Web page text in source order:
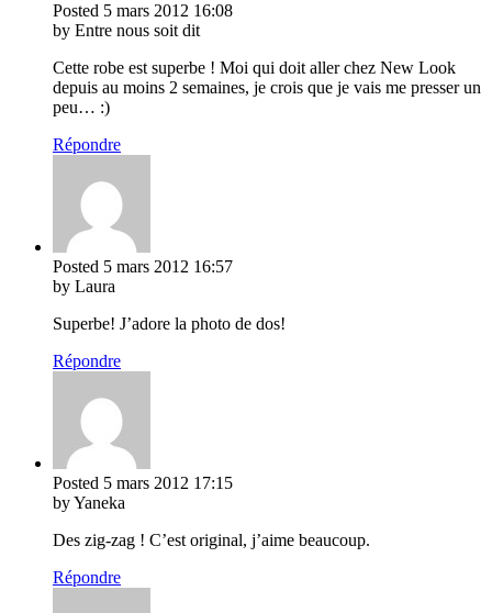
Posted 5 mars 2012 16:08
by Entre nous soit dit
Cette robe est superbe ! Moi qui doit aller chez New Look
depuis au moins 2 semaines, je crois que je vais me presser un
peu… :)
Répondre
Posted 5 mars 2012 16:57
by Laura
Superbe! J’adore la photo de dos!
Répondre
Posted 5 mars 2012 17:15
by Yaneka
Des zig-zag ! C’est original, j’aime beaucoup.
Répondre